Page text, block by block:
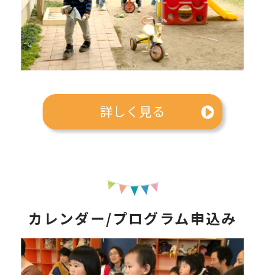
詳しく見る
カレンダー/プログラム申込み